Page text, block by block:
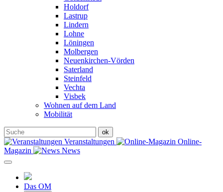
Holdorf
Lastrup
Lindern
Lohne
Löningen
Molbergen
Neuenkirchen-Vörden
Saterland
Steinfeld
Vechta
Visbek
Wohnen auf dem Land
Mobilität
Veranstaltungen
Online-
Magazin
News
Das OM